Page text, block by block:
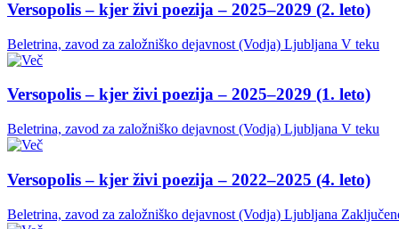
Versopolis – kjer živi poezija – 2025–2029 (2. leto)
Beletrina, zavod za založniško dejavnost (Vodja) Ljubljana V teku
Versopolis – kjer živi poezija – 2025–2029 (1. leto)
Beletrina, zavod za založniško dejavnost (Vodja) Ljubljana V teku
Versopolis – kjer živi poezija – 2022–2025 (4. leto)
Beletrina, zavod za založniško dejavnost (Vodja) Ljubljana